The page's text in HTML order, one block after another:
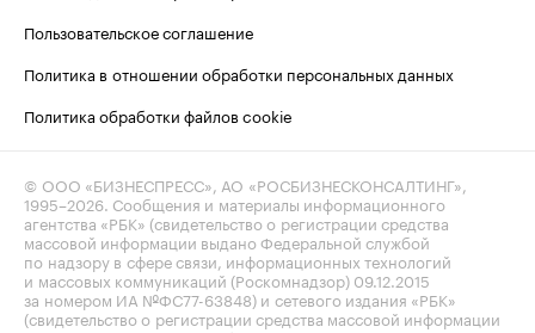
Пользовательское соглашение
Политика в отношении обработки персональных данных
Политика обработки файлов cookie
© ООО «БИЗНЕСПРЕСС», АО «РОСБИЗНЕСКОНСАЛТИНГ»,
1995–2026. Сообщения и материалы информационного
агентства «РБК» (свидетельство о регистрации средства
массовой информации выдано Федеральной службой
по надзору в сфере связи, информационных технологий
и массовых коммуникаций (Роскомнадзор) 09.12.2015
за номером ИА №ФС77-63848) и сетевого издания «РБК»
(свидетельство о регистрации средства массовой информации